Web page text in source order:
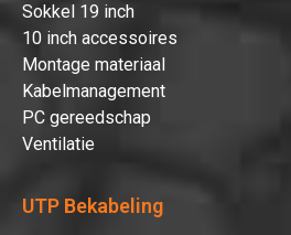
Sokkel 19 inch
10 inch accessoires
Montage materiaal
Kabelmanagement
PC gereedschap
Ventilatie
UTP Bekabeling